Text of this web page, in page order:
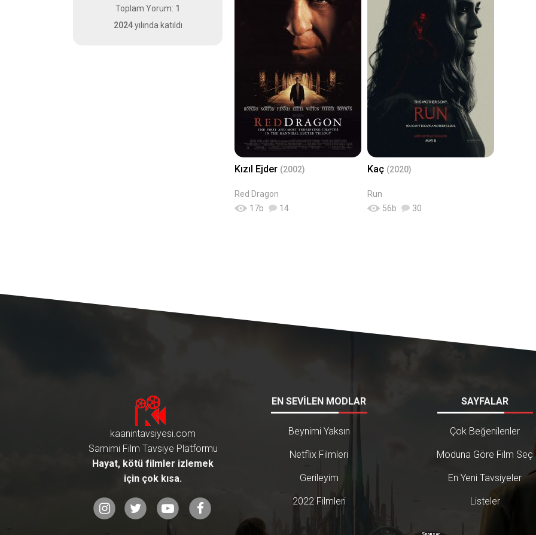
Toplam Yorum: 1
2024yılında katıldı
Kızıl Ejder (2002)
Red Dragon
17b 14
Kaç (2020)
Run
56b 30
kaanintavsiyesi.com
Samimi Film Tavsiye Platformu
Hayat, kötü filmler izlemek
için çok kısa.
EN SEVİLEN MODLAR
Beynimi Yaksın
Netflix Filmleri
Gerileyim
2022 Filmleri
SAYFALAR
Çok Beğenilenler
Moduna Göre Film Seç
En Yeni Tavsiyeler
Listeler